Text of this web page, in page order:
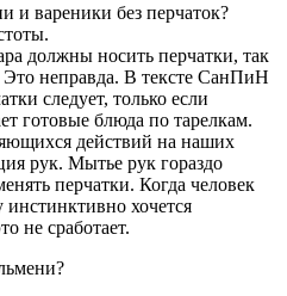
и вареники без перчаток?
должны носить перчатки, так
неправда. В тексте СанПиН
следует, только если
готовые блюда по тарелкам.
действий на наших
рук. Мытье рук гораздо
перчатки. Когда человек
инстинктивно хочется
не сработает.